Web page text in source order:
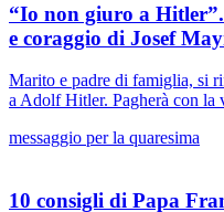
“Io non giuro a
e coraggio di Josef
Marito e padre di famiglia, si
a Adolf Hitler. Pagherà con la
messaggio per la quaresima
10 consigli di Papa